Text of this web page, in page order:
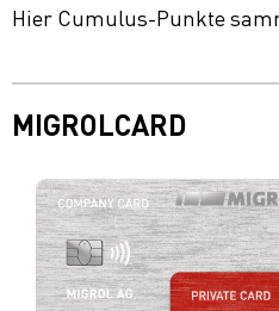
Hier Cumulus-Punkte
MIGROLCARD